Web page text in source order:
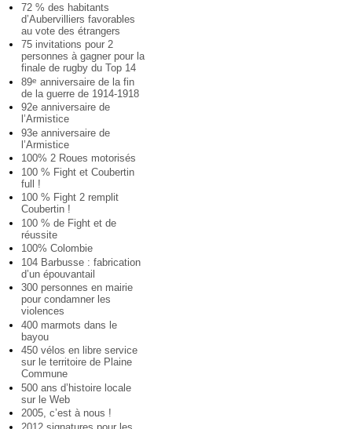
72 % des habitants
d’Aubervilliers favorables
au vote des étrangers
75 invitations pour 2
personnes à gagner pour la
finale de rugby du Top 14
89e anniversaire de la fin
de la guerre de 1914-1918
92e anniversaire de
l’Armistice
93e anniversaire de
l’Armistice
100% 2 Roues motorisés
100 % Fight et Coubertin
full !
100 % Fight 2 remplit
Coubertin !
100 % de Fight et de
réussite
100% Colombie
104 Barbusse : fabrication
d’un épouvantail
300 personnes en mairie
pour condamner les
violences
400 marmots dans le
bayou
450 vélos en libre service
sur le territoire de Plaine
Commune
500 ans d’histoire locale
sur le Web
2005, c’est à nous !